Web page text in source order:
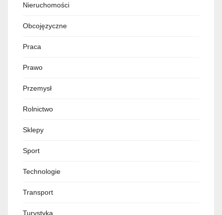
Nieruchomości
Obcojęzyczne
Praca
Prawo
Przemysł
Rolnictwo
Sklepy
Sport
Technologie
Transport
Turystyka